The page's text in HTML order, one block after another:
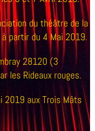
du théâtre de la
partir du 4 Mai 2019.
28120 (3
les Rideaux rouges.
2019 aux Trois Mâts